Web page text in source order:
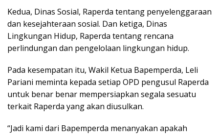
Kedua, Dinas Sosial, Raperda tentang penyelenggaraan
dan kesejahteraan sosial. Dan ketiga, Dinas
Lingkungan Hidup, Raperda tentang rencana
perlindungan dan pengelolaan lingkungan hidup.
Pada kesempatan itu, Wakil Ketua Bapemperda, Leli
Pariani meminta kepada setiap OPD pengusul Raperda
untuk benar benar mempersiapkan segala sesuatu
terkait Raperda yang akan diusulkan.
“Jadi kami dari Bapemperda menanyakan apakah